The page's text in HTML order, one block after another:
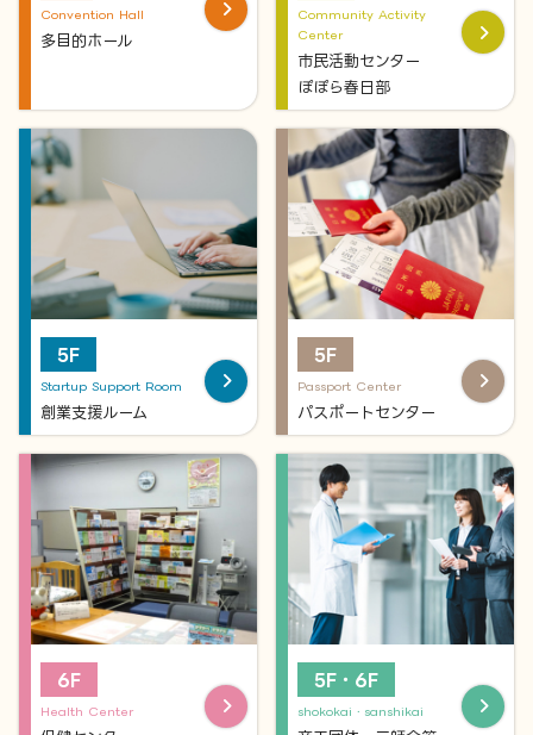
Convention Hall
多目的ホール
Community Activity
Center
市民活動センター
ぽぽら春日部
5F
Startup Support Room
創業支援ルーム
5F
Passport Center
パスポートセンター
6F
Health Center
5F・6F
shokokai・sanshikai